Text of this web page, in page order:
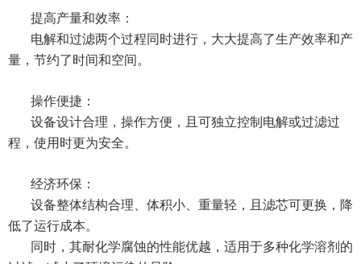
提高产量和效率：
电解和过滤两个过程同时进行，大大提高了生产效率和产
量，节约了时间和空间。
操作便捷：
设备设计合理，操作方便，且可独立控制电解或过滤过
程，使用时更为安全。
经济环保：
设备整体结构合理、体积小、重量轻，且滤芯可更换，降
低了运行成本。
同时，其耐化学腐蚀的性能优越，适用于多种化学溶剂的